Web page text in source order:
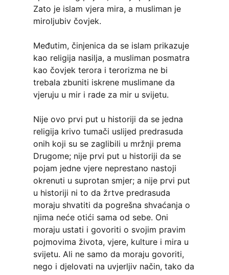
Zato je islam vjera mira, a musliman je
miroljubiv čovjek.
Međutim, činjenica da se islam prikazuje
kao religija nasilja, a musliman posmatra
kao čovjek terora i terorizma ne bi
trebala zbuniti iskrene muslimane da
vjeruju u mir i rade za mir u svijetu.
Nije ovo prvi put u historiji da se jedna
religija krivo tumači uslijed predrasuda
onih koji su se zaglibili u mržnji prema
Drugome; nije prvi put u historiji da se
pojam jedne vjere neprestano nastoji
okrenuti u suprotan smjer; a nije prvi put
u historiji ni to da žrtve predrasuda
moraju shvatiti da pogrešna shvaćanja o
njima neće otići sama od sebe. Oni
moraju ustati i govoriti o svojim pravim
pojmovima života, vjere, kulture i mira u
svijetu. Ali ne samo da moraju govoriti,
nego i djelovati na uvjerljiv način, tako da